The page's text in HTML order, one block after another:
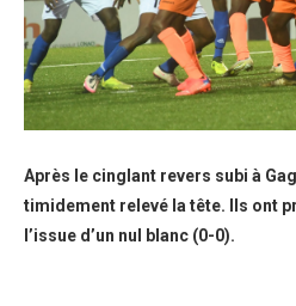
Après le cinglant revers subi à
timidement relevé la tête. Ils ont
l’issue d’un nul blanc (0-0).